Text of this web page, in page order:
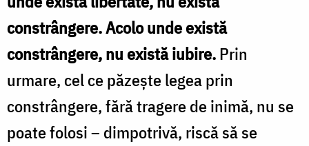
constrângere. Acolo unde există
constrângere, nu există iubire.Prin
urmare, cel ce păzeşte legea prin
constrângere, fără tragere de inimă, nu se
poate folosi – dimpotrivă, riscă să se